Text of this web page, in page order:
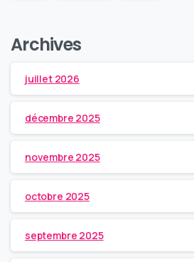
Archives
juillet 2026
décembre 2025
novembre 2025
octobre 2025
septembre 2025